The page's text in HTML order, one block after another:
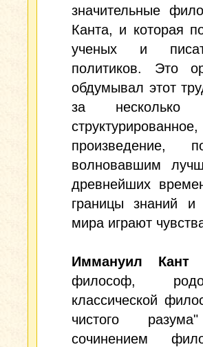
значительные
Канта, и которая
ученых и
политиков. Это
обдумывал этот
за несколько
произведение,
волновавшим
древнейших
границы знаний
мира играют
Иммануил Кант
философ,
классической
чистого
сочинением